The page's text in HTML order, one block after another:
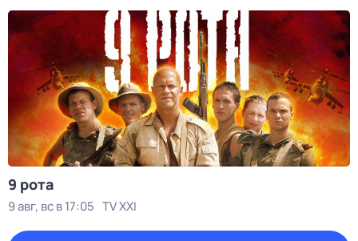
9 рота
9 авг, вс в 17:05 TV XXI